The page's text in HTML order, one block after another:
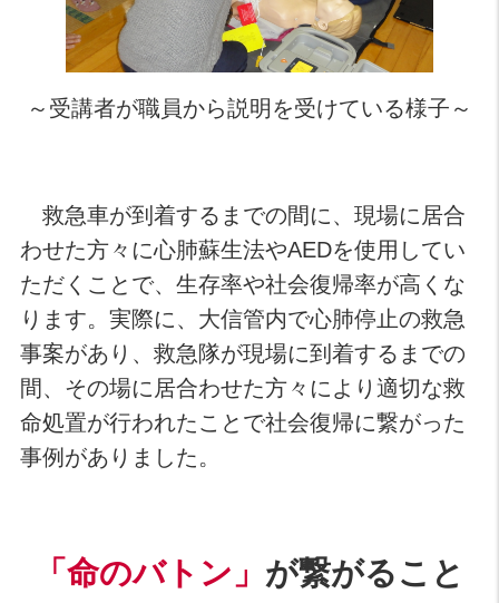
～受講者が職員から説明を受けている様子～
救急車が到着するまでの間に、現場に居合
わせた方々に心肺蘇生法やAEDを使用してい
ただくことで、生存率や社会復帰率が高くな
ります。実際に、大信管内で心肺停止の救急
事案があり、救急隊が現場に到着するまでの
間、その場に居合わせた方々により適切な救
命処置が行われたことで社会復帰に繋がった
事例がありました。
「命のバトン」 が繋がること